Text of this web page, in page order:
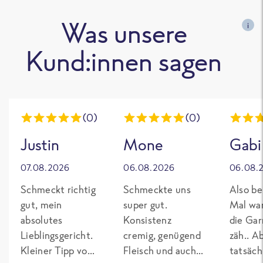
Was unsere
Kund:innen sagen
i
(0)
Justin
07.08.2026
Schmeckt richtig
gut, mein
absolutes
Lieblingsgericht.
Kleiner Tipp von
(0)
Mone
06.08.2026
Schmeckte uns
super gut.
Konsistenz
cremig, genügend
Fleisch und auch
Gabi
Also
Mal
die
zäh..